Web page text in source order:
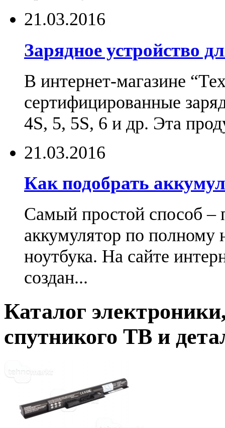
21.03.2016
Зарядное устройство
В интернет-магазине
сертифицированные
4S, 5, 5S, 6 и др. Эта
21.03.2016
Как подобрать
Самый простой способ –
аккумулятор по
ноутбука. На сайте
создан...
Каталог
спутникого ТВ и